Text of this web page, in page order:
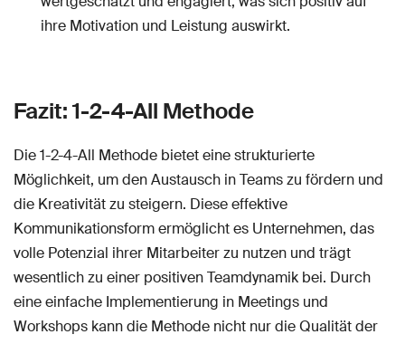
ihre Motivation und Leistung auswirkt.
Fazit: 1-2-4-All Methode
Die 1-2-4-All Methode bietet eine strukturierte
Möglichkeit, um den Austausch in Teams zu fördern und
die Kreativität zu steigern. Diese effektive
Kommunikationsform ermöglicht es Unternehmen, das
volle Potenzial ihrer Mitarbeiter zu nutzen und trägt
wesentlich zu einer positiven Teamdynamik bei. Durch
eine einfache Implementierung in Meetings und
Workshops kann die Methode nicht nur die Qualität der